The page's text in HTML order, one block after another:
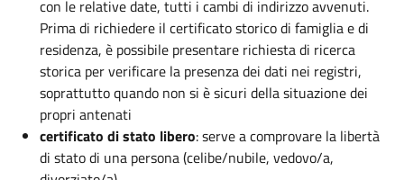
con le relative date, tutti i cambi di indirizzo avvenuti.
Prima di richiedere il certificato storico di famiglia e di
residenza, è possibile presentare richiesta di ricerca
storica per verificare la presenza dei dati nei registri,
soprattutto quando non si è sicuri della situazione dei
propri antenati
certificato di stato libero: serve a comprovare la libertà
di stato di una persona (celibe/nubile, vedovo/a,